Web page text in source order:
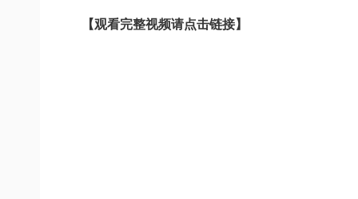
【观看完整视频请点击链接】